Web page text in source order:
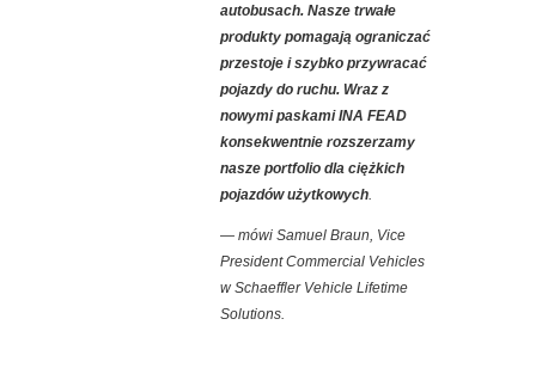
autobusach. Nasze trwałe
produkty pomagają ograniczać
przestoje i szybko przywracać
pojazdy do ruchu. Wraz z
nowymi paskami INA FEAD
konsekwentnie rozszerzamy
nasze portfolio dla ciężkich
pojazdów użytkowych
— mówi Samuel Braun, Vice
President Commercial Vehicles
w Schaeffler Vehicle Lifetime
Solutions.